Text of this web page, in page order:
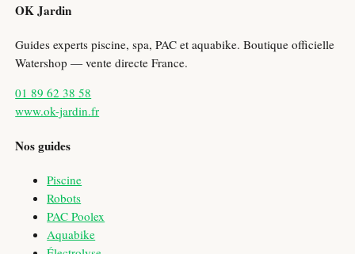
OK Jardin
Guides experts piscine, spa, PAC et aquabike. Boutique officielle
Watershop — vente directe France.
01 89 62 38 58
www.ok-jardin.fr
Nos guides
Piscine
Robots
PAC Poolex
Aquabike